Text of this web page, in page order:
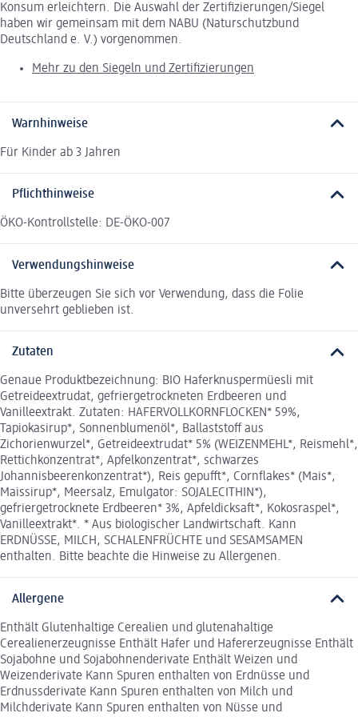
Konsum erleichtern. Die Auswahl der Zertifizierungen/Siegel
haben wir gemeinsam mit dem NABU (Naturschutzbund
Deutschland e. V.) vorgenommen.
Mehr zu den Siegeln und Zertifizierungen
Warnhinweise
Für Kinder ab 3 Jahren
Pflichthinweise
ÖKO-Kontrollstelle: DE-ÖKO-007
Verwendungshinweise
Bitte überzeugen Sie sich vor Verwendung, dass die Folie
unversehrt geblieben ist.
Zutaten
Genaue Produktbezeichnung: BIO Haferknuspermüesli mit
Getreideextrudat, gefriergetrockneten Erdbeeren und
Vanilleextrakt. Zutaten: HAFERVOLLKORNFLOCKEN* 59%,
Tapiokasirup*, Sonnenblumenöl*, Ballaststoff aus
Zichorienwurzel*, Getreideextrudat* 5% (WEIZENMEHL*, Reismehl*,
Rettichkonzentrat*, Apfelkonzentrat*, schwarzes
Johannisbeerenkonzentrat*), Reis gepufft*, Cornflakes* (Mais*,
Maissirup*, Meersalz, Emulgator: SOJALECITHIN*),
gefriergetrocknete Erdbeeren* 3%, Apfeldicksaft*, Kokosraspel*,
Vanilleextrakt*. * Aus biologischer Landwirtschaft. Kann
ERDNÜSSE, MILCH, SCHALENFRÜCHTE und SESAMSAMEN
enthalten. Bitte beachte die Hinweise zu Allergenen.
Allergene
Enthält Glutenhaltige Cerealien und glutenahaltige
Cerealienerzeugnisse Enthält Hafer und Hafererzeugnisse Enthält
Sojabohne und Sojabohnenderivate Enthält Weizen und
Weizenderivate Kann Spuren enthalten von Erdnüsse und
Erdnussderivate Kann Spuren enthalten von Milch und
Milchderivate Kann Spuren enthalten von Nüsse und